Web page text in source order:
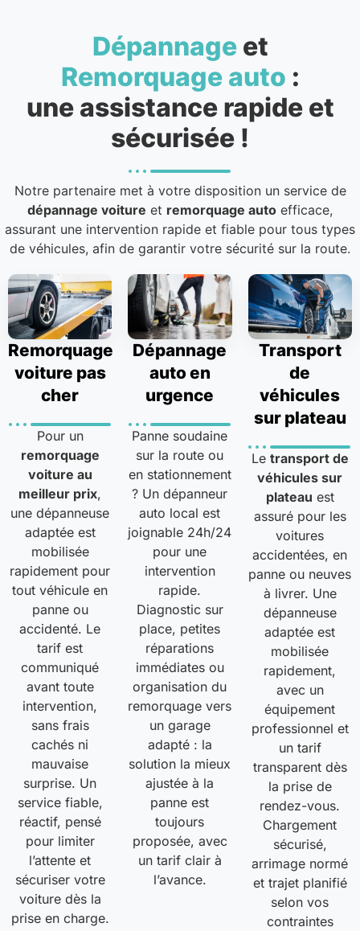
Dépannageet
Remorquage auto :
une assistance rapide et
sécurisée !
Notre partenaire met à votre disposition un service de
dépannage voiture et remorquage auto efficace,
assurant une intervention rapide et fiable pour tous types
de véhicules, afin de garantir votre sécurité sur la route.
Remorquage
voiture pas
cher
Pour un
remorquage
voiture au
meilleur prix,
une dépanneuse
adaptée est
mobilisée
rapidement pour
tout véhicule en
panne ou
accidenté. Le
tarif est
communiqué
avant toute
intervention,
sans frais
cachés ni
mauvaise
surprise. Un
service fiable,
réactif, pensé
pour limiter
l’attente et
sécuriser votre
voiture dès la
prise en charge.
Dépannage
auto en
urgence
Panne soudaine
sur la route ou
en stationnement
? Un dépanneur
auto local est
joignable 24h/24
pour une
intervention
rapide.
Diagnostic sur
place, petites
réparations
immédiates ou
organisation du
remorquage vers
un garage
adapté : la
solution la mieux
ajustée à la
panne est
toujours
proposée, avec
un tarif clair à
l’avance.
Transport
de
véhicules
sur plateau
Le transport de
véhicules sur
plateau est
assuré pour les
voitures
accidentées, en
panne ou neuves
à livrer. Une
dépanneuse
adaptée est
mobilisée
rapidement,
avec un
équipement
professionnel et
un tarif
transparent dès
la prise de
rendez-vous.
Chargement
sécurisé,
arrimage normé
et trajet planifié
selon vos
contraintes